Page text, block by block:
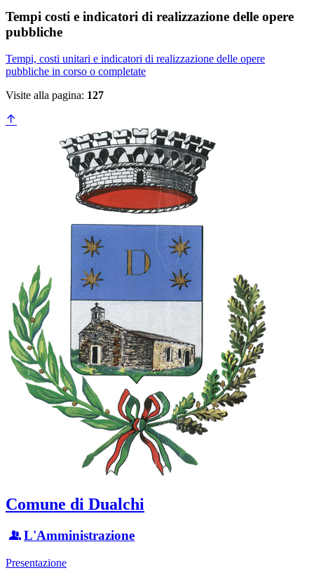
Tempi costi e indicatori di realizzazione delle opere
pubbliche
Tempi, costi unitari e indicatori di realizzazione delle opere
pubbliche in corso o completate
Visite alla pagina: 127
Comune di Dualchi
L'Amministrazione
Presentazione